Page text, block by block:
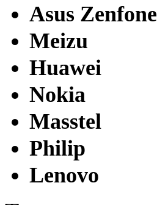
Asus Zenfone
Meizu
Huawei
Nokia
Masstel
Philip
Lenovo